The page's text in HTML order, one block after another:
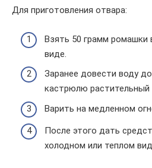
Для приготовления отвара:
Взять 50 грамм ромашки
виде.
Заранее довести воду
кастрюлю растительный
Варить на медленном
После этого дать
холодном или теплом